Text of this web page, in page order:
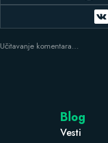
Učitavanje komentara...
Blog
Vesti